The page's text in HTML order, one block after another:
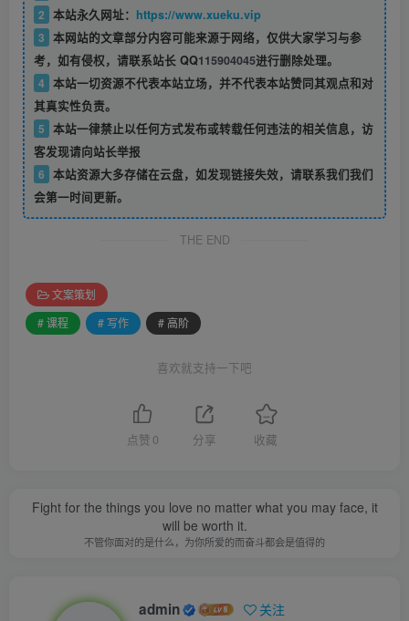
2 本站永久网址： https://www.xueku.vip
3 本网站的文章部分内容可能来源于网络，仅供大家学习与参
考，如有侵权，请联系站长 QQ115904045进行删除处理。
4 本站一切资源不代表本站立场，并不代表本站赞同其观点和对
其真实性负责。
5 本站一律禁止以任何方式发布或转载任何违法的相关信息，访
客发现请向站长举报
6 本站资源大多存储在云盘，如发现链接失效，请联系我们我们
会第一时间更新。
THE END
文案策划
# 课程
# 写作 # 高阶
喜欢就支持一下吧
点赞 0 分享 收藏
Fight for the things you love no matter what you may face, it
will be worth it.
不管你面对的是什么，为你所爱的而奋斗都会是值得的
admin 关注